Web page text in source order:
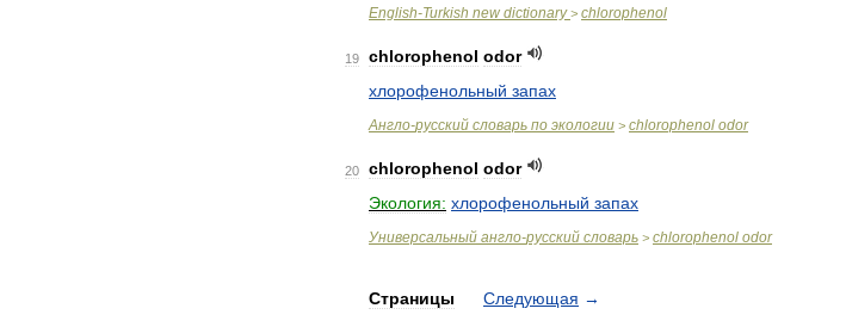
English-Turkish new dictionary > chlorophenol
19 chlorophenol odor
хлорофенольный запах
Англо-русский словарь по экологии > chlorophenol odor
20 chlorophenol odor
Экология: хлорофенольный запах
Универсальный англо-русский словарь > chlorophenol odor
Страницы Следующая →